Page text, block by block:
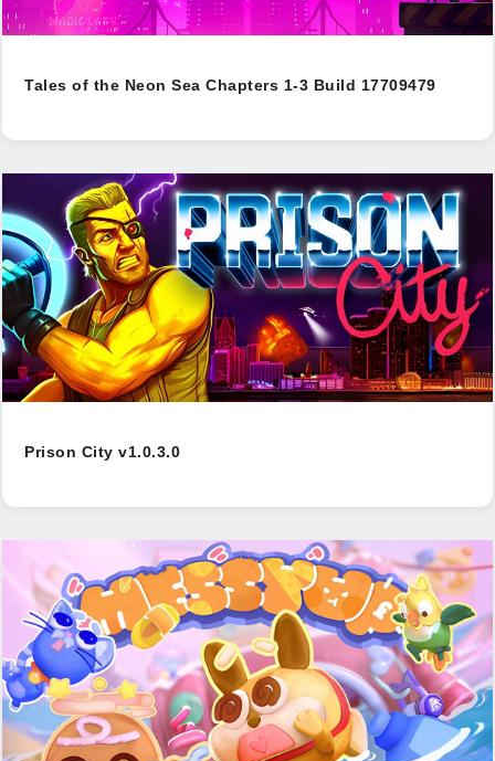
Tales of the Neon Sea Chapters 1-3 Build 17709479
Prison City v1.0.3.0